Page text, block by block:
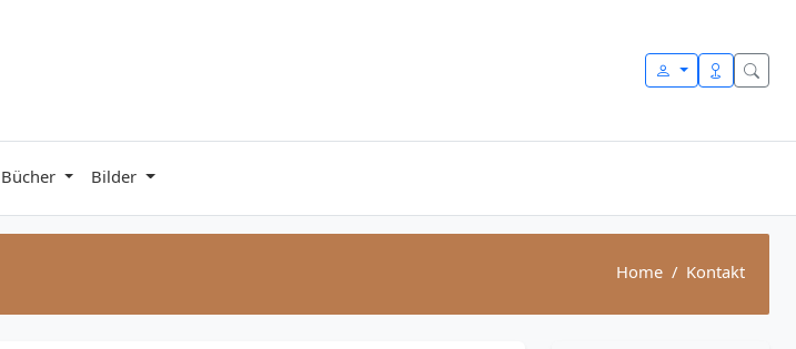
Bücher Bilder
Home Kontakt